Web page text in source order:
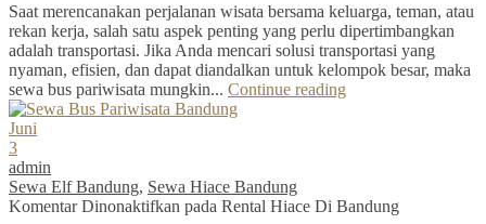
Saat merencanakan perjalanan wisata bersama keluarga, teman, atau
rekan kerja, salah satu aspek penting yang perlu dipertimbangkan
adalah transportasi. Jika Anda mencari solusi transportasi yang
nyaman, efisien, dan dapat diandalkan untuk kelompok besar, maka
sewa bus pariwisata mungkin... Continue reading
Juni
3
admin
Sewa Elf Bandung, Sewa Hiace Bandung
Komentar Dinonaktifkan pada Rental Hiace Di Bandung